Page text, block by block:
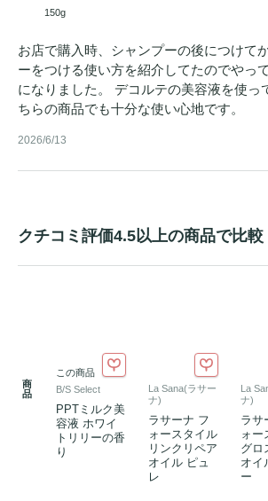
150g
お店で購入時、シャンプーの後につけて
ーをつける使い方を紹介してたのでやっ
になりました。 デコルテの美容液を使っ
ちらの商品でも十分な使い心地です。
2026/6/13
クチコミ評価4.5以上の商品で比較
商
品
この商品
B/S Select
PPTミルク美
容液 ホワイ
トリリーの香
り
La Sana(ラサー
ナ)
ラサーナ フ
ォースタイル
リンクリペア
オイル ピュ
レ
La
ナ)
ラサ
ォー
グロ
オイ
ー